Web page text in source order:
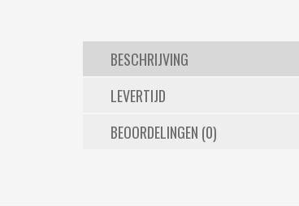
BESCHRIJVING
LEVERTIJD
BEOORDELINGEN (0)